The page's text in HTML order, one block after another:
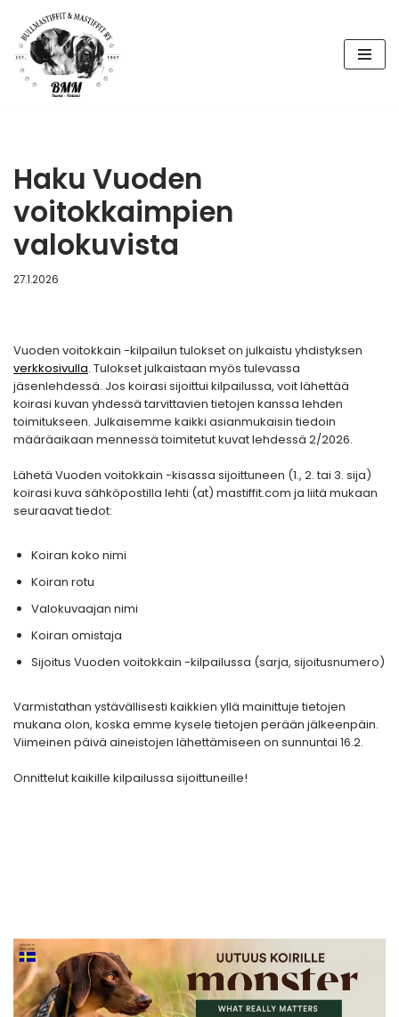
Siirry
suoraan
sisältöön
Haku Vuoden
voitokkaimpien
valokuvista
27.1.2026
Vuoden voitokkain -kilpailun tulokset on julkaistu yhdistyksen
verkkosivulla. Tulokset julkaistaan myös tulevassa
jäsenlehdessä. Jos koirasi sijoittui kilpailussa, voit lähettää
koirasi kuvan yhdessä tarvittavien tietojen kanssa lehden
toimitukseen. Julkaisemme kaikki asianmukaisin tiedoin
määräaikaan mennessä toimitetut kuvat lehdessä 2/2026.
Lähetä Vuoden voitokkain -kisassa sijoittuneen (1., 2. tai 3. sija)
koirasi kuva sähköpostilla lehti (at) mastiffit.com ja liitä mukaan
seuraavat tiedot:
Koiran koko nimi
Koiran rotu
Valokuvaajan nimi
Koiran omistaja
Sijoitus Vuoden voitokkain -kilpailussa (sarja, sijoitusnumero)
Varmistathan ystävällisesti kaikkien yllä mainittuje tietojen
mukana olon, koska emme kysele tietojen perään jälkeenpäin.
Viimeinen päivä aineistojen lähettämiseen on sunnuntai 16.2.
Onnittelut kaikille kilpailussa sijoittuneille!